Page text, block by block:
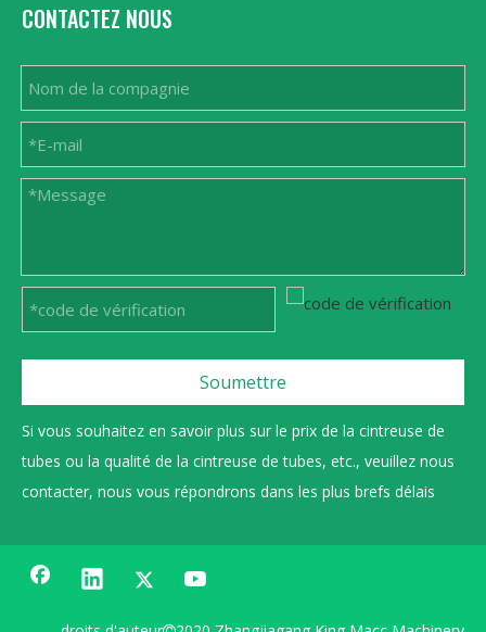
CONTACTEZ NOUS
Soumettre
Si vous souhaitez en savoir plus sur le prix de la cintreuse de
tubes ou la qualité de la cintreuse de tubes, etc., veuillez nous
contacter, nous vous répondrons dans les plus brefs délais